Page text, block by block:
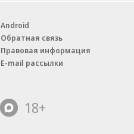
Android
Обратная связь
Правовая информация
E-mail рассылки
18+